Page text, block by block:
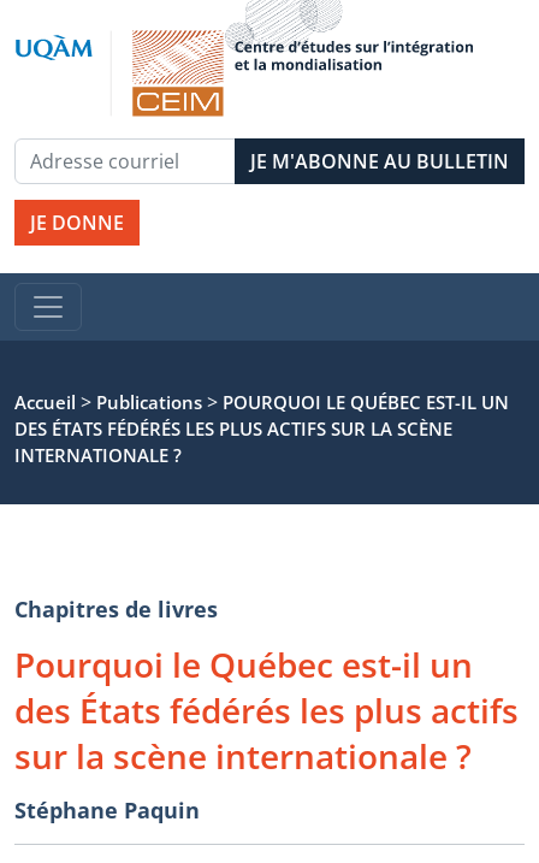
JE DONNE
Accueil > Publications > POURQUOI LE QUÉBEC EST-IL UN
DES ÉTATS FÉDÉRÉS LES PLUS ACTIFS SUR LA SCÈNE
INTERNATIONALE ?
Chapitres de livres
Pourquoi le Québec est-il un
des États fédérés les plus actifs
sur la scène internationale ?
Stéphane Paquin